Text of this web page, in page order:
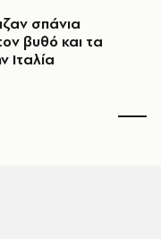
σπάνια
βυθό και τα
Ιταλία